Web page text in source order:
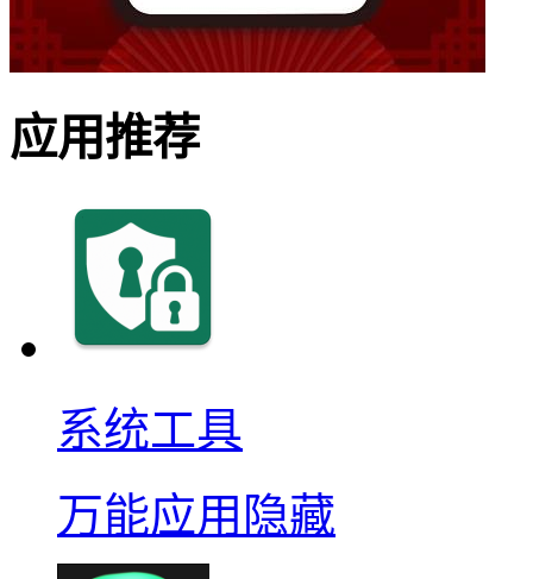
应用推荐
系统工具
万能应用隐藏